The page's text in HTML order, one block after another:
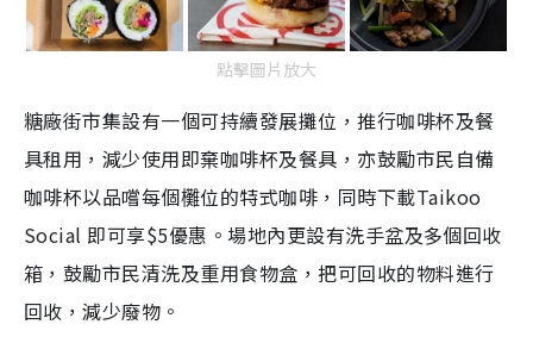
點擊圖片放大
糖廠街市集設有一個可持續發展攤位，推行咖啡杯及餐
具租用，減少使用即棄咖啡杯及餐具，亦鼓勵市民自備
咖啡杯以品嚐每個㰙位的特式咖啡，同時下載Taikoo
Social 即可享$5優惠。場地內更設有洗手盆及多個回收
箱，鼓勵市民清洗及重用食物盒，把可回收的物料進行
回收，減少廢物。